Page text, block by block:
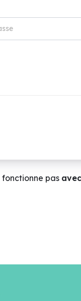
fonctionne pas